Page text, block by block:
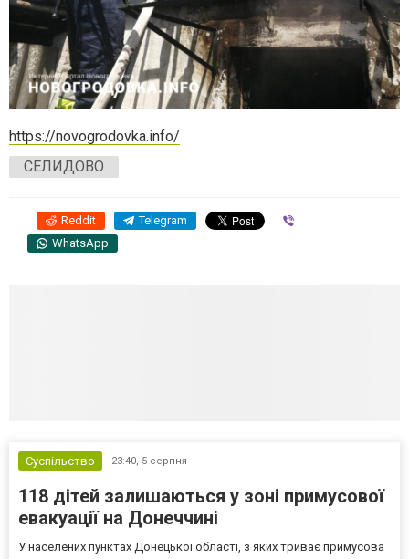
https://novogrodovka.info/
СЕЛИДОВО
Reddit Telegram
WhatsApp
Суспільство 23:40, 5 серпня
118 дітей залишаються у зоні примусової
евакуації на Донеччині
У населених пунктах Донецької області, з яких триває примусова